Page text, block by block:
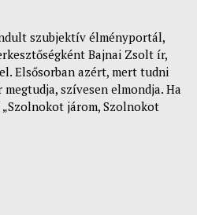
szubjektív élményportál,
Bajnai Zsolt ír,
Elsősorban azért, mert tudni
szívesen elmondja. Ha
járom, Szolnokot